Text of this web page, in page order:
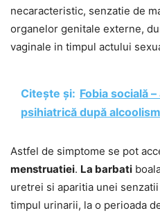
necaracteristic, senzatie de
organelor genitale externe,
vaginale in timpul actului
Citește și: Fobia socială
psihiatrică după
Astfel de simptome se pot
menstruatiei. La barbati
uretrei si aparitia unei
timpul urinarii, la o perioada